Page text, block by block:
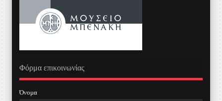
Φόρμα επικοινωνίας
Όνομα